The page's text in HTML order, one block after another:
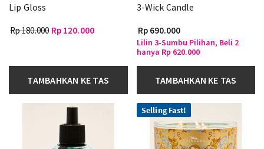
Lip Gloss
Rp 180.000 Rp 120.000
TAMBAHKAN KE TAS
3-Wick Candle
Rp 690.000
Lilin 3-Sumbu Pilihan, Beli 2
hanya Rp 620.000
TAMBAHKAN KE TAS
Selling Fast!